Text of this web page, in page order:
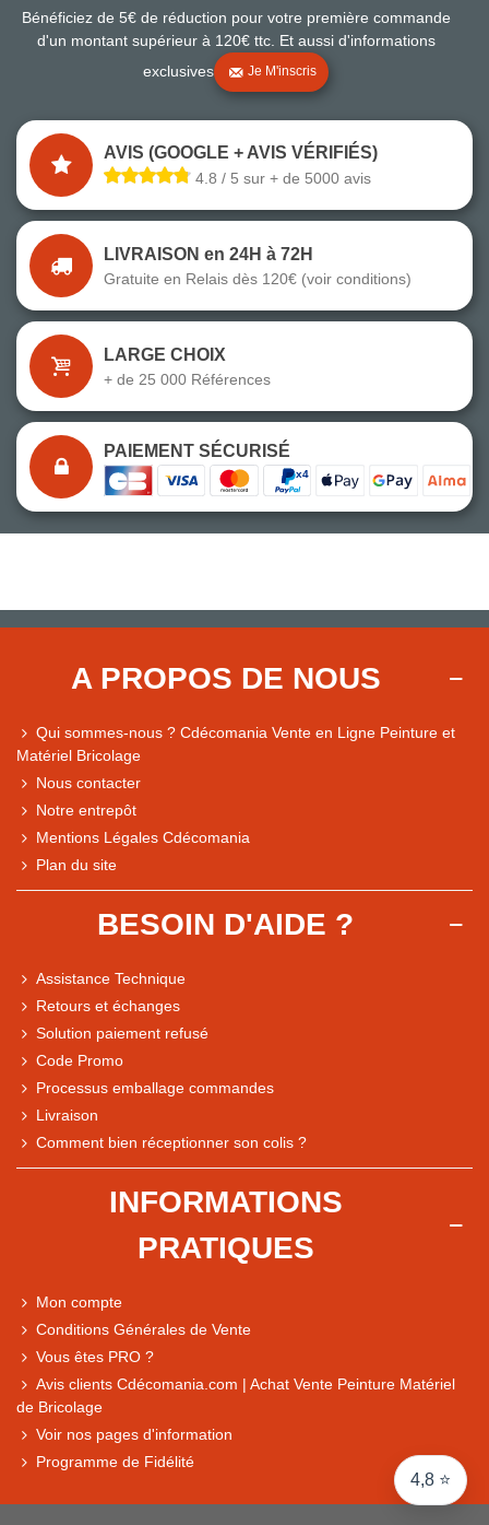
4,8 ⭐
Comparaison des performances du magasin
Express, Chez vous, Point relais, Retrait magasin
Bénéficiez de 5€ de réduction pour votre première commande
d'un montant supérieur à 120€ ttc. Et aussi d'informations
exclusives
Je M'inscris
AVIS (GOOGLE + AVIS VÉRIFIÉS)
4.8 / 5 sur + de 5000 avis
LIVRAISON en 24H à 72H
Gratuite en Relais dès 120€ (voir conditions)
LARGE CHOIX
+ de 25 000 Références
PAIEMENT SÉCURISÉ
A PROPOS DE NOUS
Qui sommes-nous ? Cdécomania Vente en Ligne Peinture et
Matériel Bricolage
Nous contacter
Notre entrepôt
Mentions Légales Cdécomania
Plan du site
BESOIN D'AIDE ?
Assistance Technique
Retours et échanges
Solution paiement refusé
Code Promo
Processus emballage commandes
Livraison
Comment bien réceptionner son colis ?
INFORMATIONS
PRATIQUES
Mon compte
Conditions Générales de Vente
Vous êtes PRO ?
Avis clients Cdécomania.com | Achat Vente Peinture Matériel
de Bricolage
Voir nos pages d'information
Programme de Fidélité